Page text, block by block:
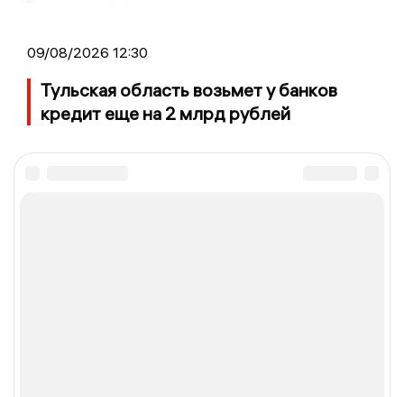
09/08/2026 12:30
Тульская область возьмет у банков
кредит еще на 2 млрд рублей